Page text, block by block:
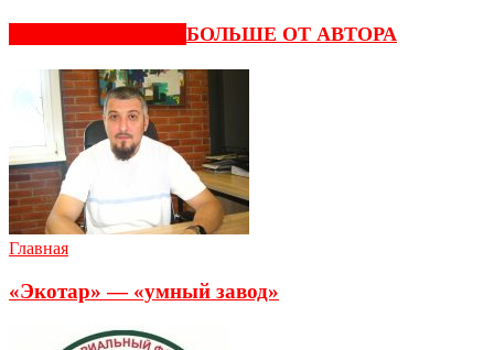
БОЛЬШЕ ОТ АВТОРА
Главная
«Экотар» — «умный завод»